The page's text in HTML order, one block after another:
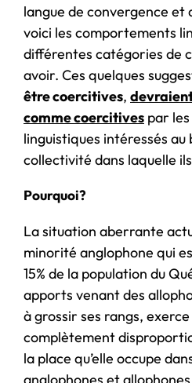
langue de convergence et
voici les comportements
différentes catégories de
avoir. Ces quelques
être coercitives,
comme coercitives par
linguistiques intéressés
collectivité dans laquelle
Pourquoi?
La situation aberrante
minorité anglophone qui
15% de la population du
apports venant des
à grossir ses rangs,
complètement
la place qu’elle occupe
anglophones et